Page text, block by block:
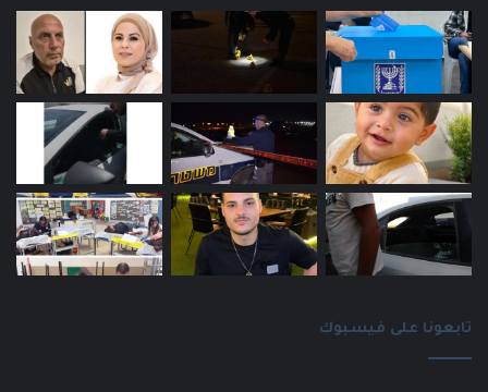
تابعونا على فيسبوك